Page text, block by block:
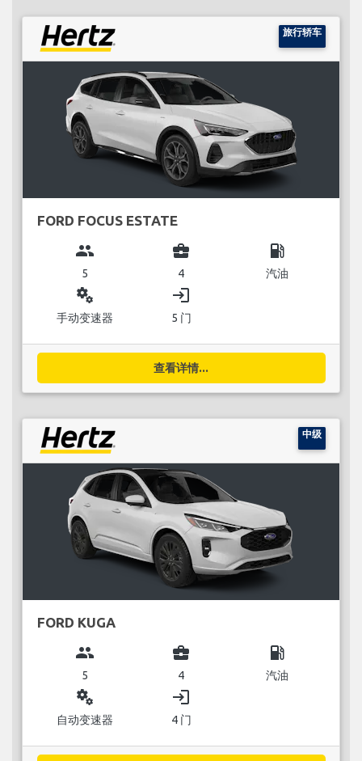
旅行轿车
FORD FOCUS ESTATE
group
5
business_center
4
local_gas_station
汽油
miscellaneous_services
手动变速器
login
5 门
查看详情...
中级
FORD KUGA
group
5
business_center
4
local_gas_station
汽油
miscellaneous_services
自动变速器
login
4 门